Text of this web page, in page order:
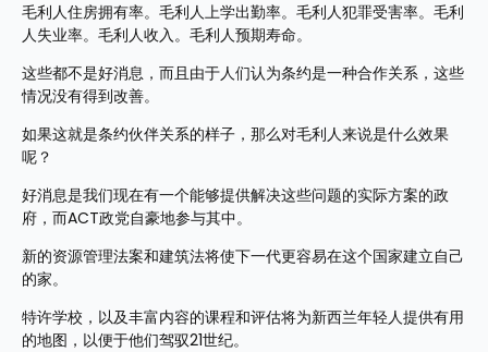
毛利人住房拥有率。毛利人上学出勤率。毛利人犯罪受害率。毛利
人失业率。毛利人收入。毛利人预期寿命。
这些都不是好消息，而且由于人们认为条约是一种合作关系，这些
情况没有得到改善。
如果这就是条约伙伴关系的样子，那么对毛利人来说是什么效果
呢？
好消息是我们现在有一个能够提供解决这些问题的实际方案的政
府，而ACT政党自豪地参与其中。
新的资源管理法案和建筑法将使下一代更容易在这个国家建立自己
的家。
特许学校，以及丰富内容的课程和评估将为新西兰年轻人提供有用
的地图，以便于他们驾驭21世纪。